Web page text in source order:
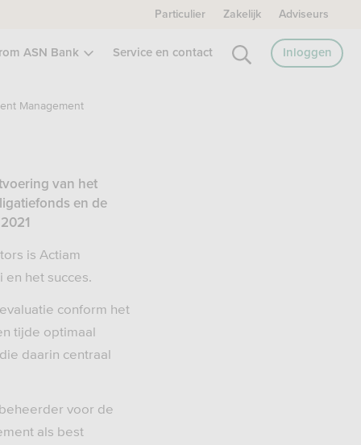
Particulier Zakelijk Adviseurs
ASN Bank Service en contact Inloggen
Management
van het
en de
is Actiam
het succes.
conform het
tijde optimaal
daarin centraal
voor de
als best